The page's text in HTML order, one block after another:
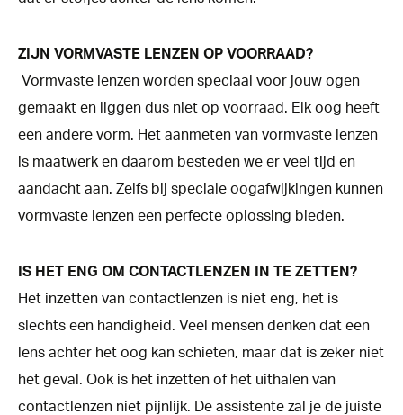
ZIJN VORMVASTE LENZEN OP VOORRAAD?
Vormvaste lenzen worden speciaal voor jouw ogen
gemaakt en liggen dus niet op voorraad. Elk oog heeft
een andere vorm. Het aanmeten van vormvaste lenzen
is maatwerk en daarom besteden we er veel tijd en
aandacht aan. Zelfs bij speciale oogafwijkingen kunnen
vormvaste lenzen een perfecte oplossing bieden.
IS HET ENG OM CONTACTLENZEN IN TE ZETTEN?
Het inzetten van contactlenzen is niet eng, het is
slechts een handigheid. Veel mensen denken dat een
lens achter het oog kan schieten, maar dat is zeker niet
het geval. Ook is het inzetten of het uithalen van
contactlenzen niet pijnlijk. De assistente zal je de juiste